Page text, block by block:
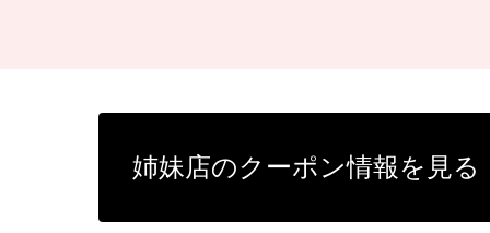
姉妹店のクーポン情報を見る